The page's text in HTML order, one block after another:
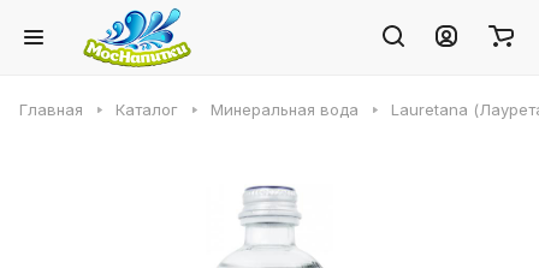
Главная Каталог Минеральная вода Lauretana